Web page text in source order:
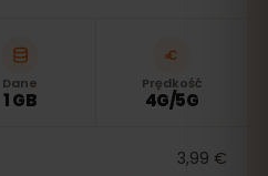
Dane
1 GB
Prędkość
4G/5G
3,99 €